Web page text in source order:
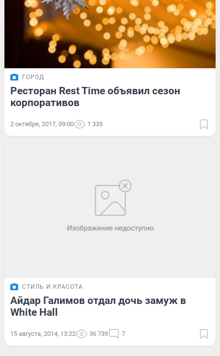
ГОРОД
Ресторан Rest Time объявил сезон
корпоративов
2 октября, 2017, 09:00 1 335
СТИЛЬ И КРАСОТА
Айдар Галимов отдал дочь замуж в
White Hall
15 августа, 2014, 13:22 36 739 7